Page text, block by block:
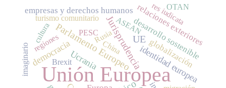
Unión Europea
Parlamento EuropeoUE
Jurisprudencia
democracia identidad europea
Ucrania globalización
empresas y derechos humanos
desarrollo sostenible
relaciones exteriores
regiones Rusia
Brexit
cultura PESC
turismo comunitario
imaginario
res iudicata
China
OTAN
ASEAN